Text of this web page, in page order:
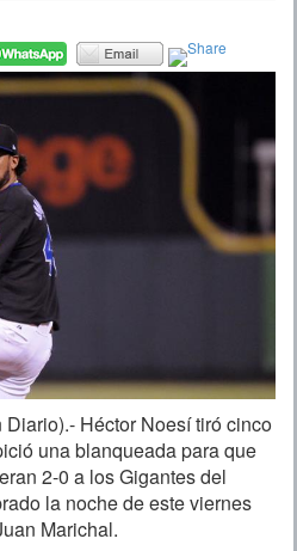
Héctor Noesí tiró cinco
una blanqueada para que
2-0 a los Gigantes del
la noche de este viernes
Marichal.